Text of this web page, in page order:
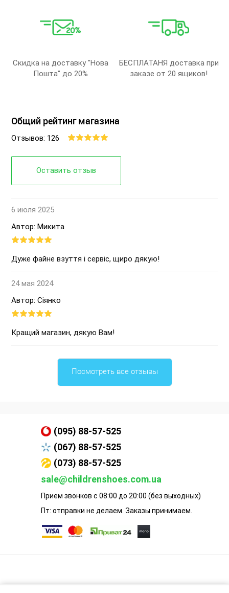
Скидка на доставку "Нова
Пошта" до 20%
БЕСПЛАТАНЯ доставка при
заказе от 20 ящиков!
Общий рейтинг магазина
Отзывов: 126
Оставить отзыв
6 июля 2025
Автор: Микита
Дуже файне взуття і сервіс, щиро дякую!
24 мая 2024
Автор: Сіянко
Кращий магазин, дякую Вам!
Посмотреть все отзывы
(095) 88-57-525
(067) 88-57-525
(073) 88-57-525
sale@childrenshoes.com.ua
Прием звонков с 08:00 до 20:00 (без выходных)
Пт: отправки не делаем. Заказы принимаем.